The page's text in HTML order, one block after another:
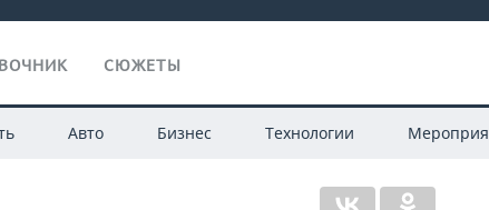
СЮЖЕТЫ
Авто Бизнес Технологии